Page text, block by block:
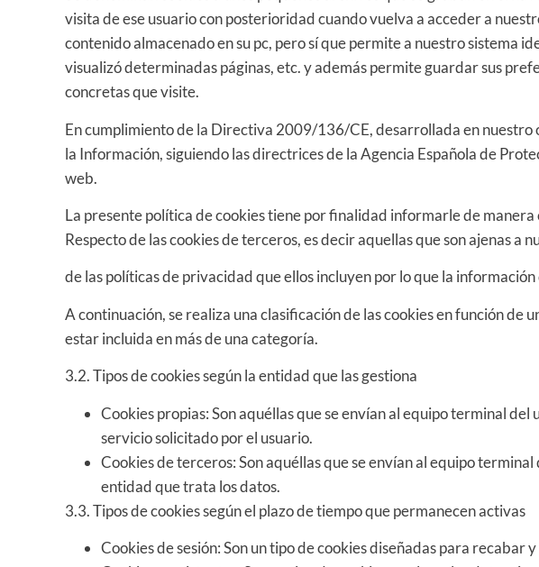
visita de ese usuario con posterioridad cuando vuelva a acceder a
contenido almacenado en su pc, pero sí que permite a nuestro sistema
visualizó determinadas páginas, etc. y además permite guardar sus
concretas que visite.
En cumplimiento de la Directiva 2009/136/CE, desarrollada en
la Información, siguiendo las directrices de la Agencia Española de
web.
La presente política de cookies tiene por finalidad informarle de manera
Respecto de las cookies de terceros, es decir aquellas que son ajenas
de las políticas de privacidad que ellos incluyen por lo que la
A continuación, se realiza una clasificación de las cookies en función de
estar incluida en más de una categoría.
3.2. Tipos de cookies según la entidad que las gestiona
Cookies propias: Son aquéllas que se envían al equipo terminal
servicio solicitado por el usuario.
Cookies de terceros: Son aquéllas que se envían al equipo
entidad que trata los datos.
3.3. Tipos de cookies según el plazo de tiempo que permanecen activas
Cookies de sesión: Son un tipo de cookies diseñadas para